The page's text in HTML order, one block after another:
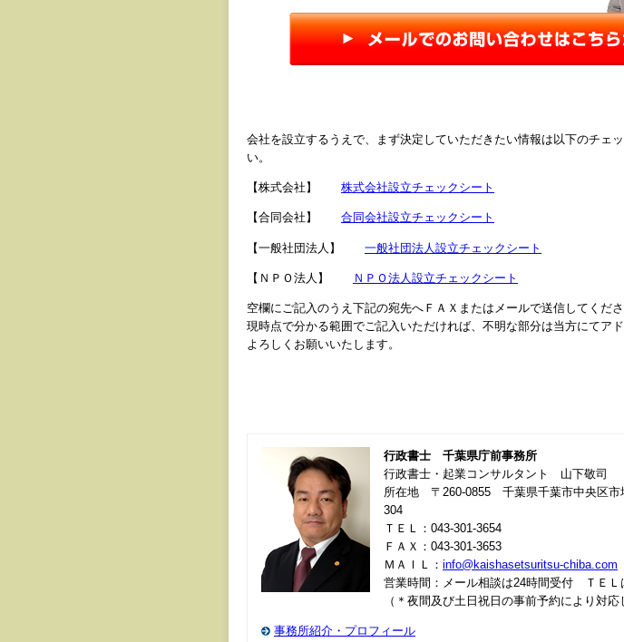
会社を設立するうえで、まず決定していただきたい情報は以下のチェ
い。
【株式会社】 株式会社設立チェックシート
【合同会社】 合同会社設立チェックシート
【一般社団法人】 一般社団法人設立チェックシート
【ＮＰＯ法人】 ＮＰＯ法人設立チェックシート
空欄にご記入のうえ下記の宛先へＦＡＸまたはメールで送信してくださ
現時点で分かる範囲でご記入いただければ、不明な部分は当方にてアド
よろしくお願いいたします。
行政書士 千葉県庁前事務所
行政書士・起業コンサルタント 山下敬司
所在地 〒260-0855 千葉県千葉市中央区
304
ＴＥＬ：043-301-3654
ＦＡＸ：043-301-3653
ＭＡＩＬ： info@kaishasetsuritsu-chiba.com
営業時間：メール相談は24時間受付 ＴＥＬ
（＊夜間及び土日祝日の事前予約により対応
事務所紹介・プロフィール